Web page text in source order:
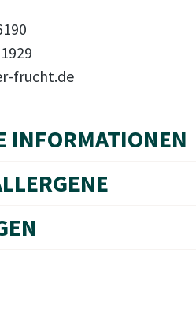
frucht.de
INFORMATIONEN